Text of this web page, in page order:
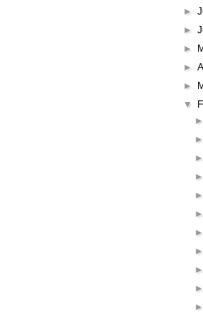
►
►
►
►
►
▼
►
►
►
►
►
►
►
►
►
►
►